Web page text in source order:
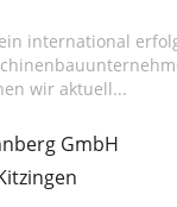
international
wir aktuell...
GmbH